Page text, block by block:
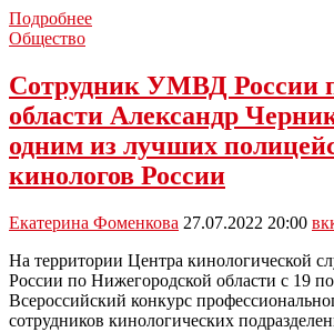
ПодробнееТульский
четвёрку
лучших
кинологов
России
Общество
Сотрудник УМВД России
области Александр
одним из лучших
кинологов России
Екатерина Фоменкова 27.07.2022 20:00 вк
На территории Центра кинологической
России по Нижегородской области с 19
Всероссийский конкурс
сотрудников кинологических